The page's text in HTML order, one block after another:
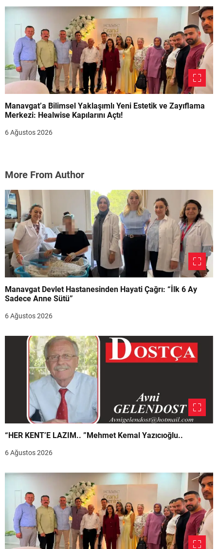
Manavgat’a Bilimsel Yaklaşımlı Yeni Estetik ve Zayıflama
Merkezi: Healwise Kapılarını Açtı!
6 Ağustos 2026
More From Author
Manavgat Devlet Hastanesinden Hayati Çağrı: “İlk 6 Ay
Sadece Anne Sütü”
6 Ağustos 2026
“HER KENT’E LAZIM.. ”Mehmet Kemal Yazıcıoğlu..
6 Ağustos 2026